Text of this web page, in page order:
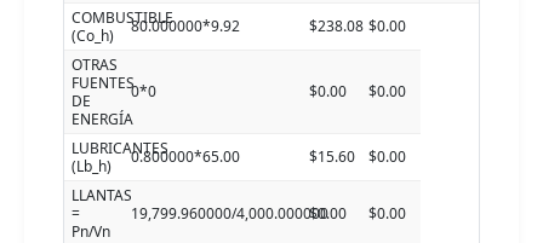
COMBUSTIBLE
(Co_h)
80.000000*9.92 $238.08 $0.00
OTRAS
FUENTES
DE
ENERGÍA
0*0 $0.00 $0.00
LUBRICANTES
(Lb_h)
0.800000*65.00 $15.60
$0.00
LLANTAS
=
Pn/Vn
19,799.960000/4,000.000000$0.00 $0.00